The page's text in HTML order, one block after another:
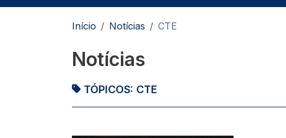
Navegação estrutural
Início Notícias CTE
Notícias
TÓPICOS: CTE